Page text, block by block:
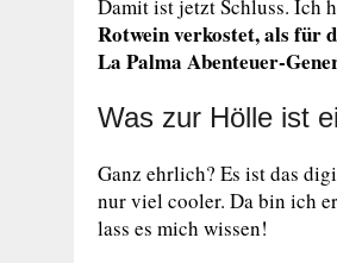
Damit ist jetzt Schluss. Ich
Rotwein verkostet, als für
La Palma Abenteuer-
Was zur Hölle ist
Ganz ehrlich? Es ist das
nur viel cooler. Da bin ich
lass es mich wissen!